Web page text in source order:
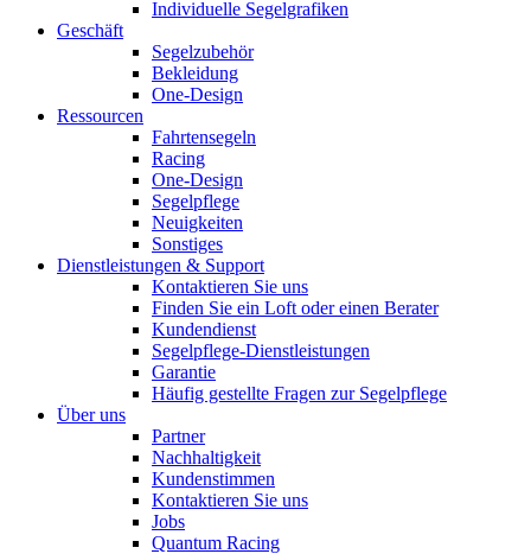
Individuelle Segelgrafiken
Geschäft
Segelzubehör
Bekleidung
One-Design
Ressourcen
Fahrtensegeln
Racing
One-Design
Segelpflege
Neuigkeiten
Sonstiges
Dienstleistungen & Support
Kontaktieren Sie uns
Finden Sie ein Loft oder einen Berater
Kundendienst
Segelpflege-Dienstleistungen
Garantie
Häufig gestellte Fragen zur Segelpflege
Über uns
Partner
Nachhaltigkeit
Kundenstimmen
Kontaktieren Sie uns
Jobs
Quantum Racing